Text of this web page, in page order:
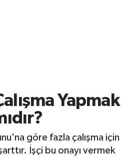
Yapmak
göre fazla çalışma için
İşçi bu onayı vermek